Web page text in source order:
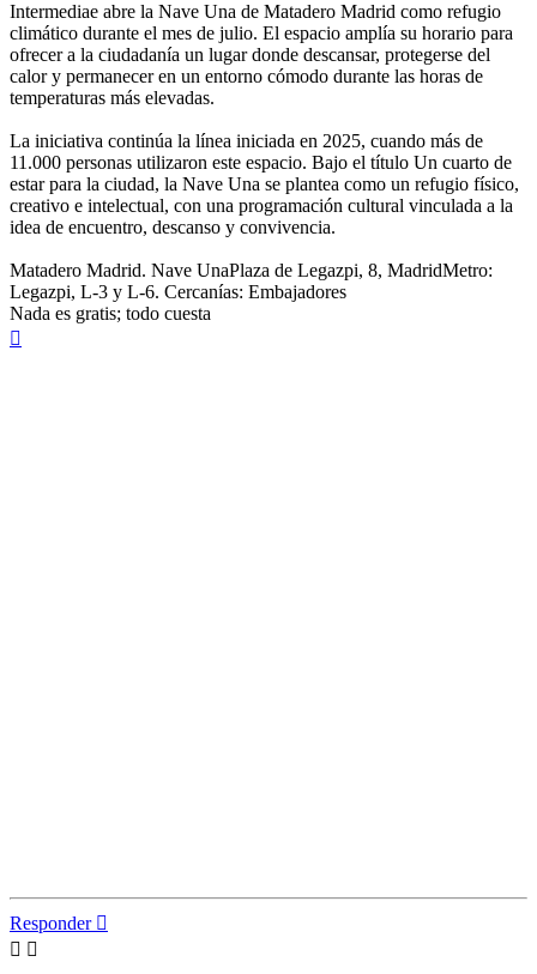
Intermediae abre la Nave Una de Matadero Madrid como refugio
climático durante el mes de julio. El espacio amplía su horario para
ofrecer a la ciudadanía un lugar donde descansar, protegerse del
calor y permanecer en un entorno cómodo durante las horas de
temperaturas más elevadas.
La iniciativa continúa la línea iniciada en 2025, cuando más de
11.000 personas utilizaron este espacio. Bajo el título Un cuarto de
estar para la ciudad, la Nave Una se plantea como un refugio físico,
creativo e intelectual, con una programación cultural vinculada a la
idea de encuentro, descanso y convivencia.
Matadero Madrid. Nave UnaPlaza de Legazpi, 8, MadridMetro:
Legazpi, L-3 y L-6. Cercanías: Embajadores
Nada es gratis; todo cuesta
Responder